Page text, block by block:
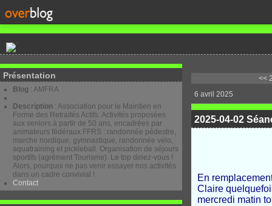
Présentation
Blog : AMFRA
Description : Association pour le Maintien en
Forme des Retraités Actifs. Activités proposées
aux seniors à partir de 50 ans, encadrées par
animateurs fédéraux FFRS : randonnée pédestre,
marche nordique, gymnastique, randonnée vélo,
aquatraining et pickleball. Organisation de séjours
sportifs (agrément Tourisme). Le top diriez-vous !
Alors, pourquoi ne pas venir essayer nos activités
dans un cadre convivial !
Contact
<<
6 avril 2025
2025-04-02
En
Claire
mercredi matin